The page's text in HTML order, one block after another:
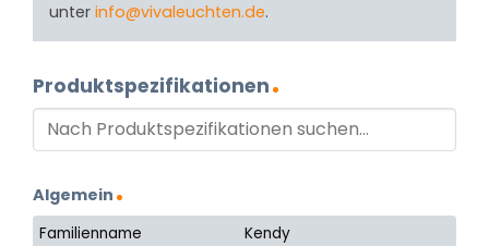
unter info@vivaleuchten.de.
Produktspezifikationen
Algemein
Familienname
Kendy